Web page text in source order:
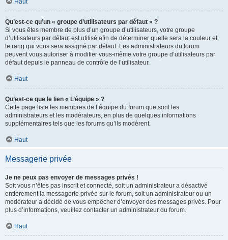
Haut
Qu’est-ce qu’un « groupe d’utilisateurs par défaut » ?
Si vous êtes membre de plus d’un groupe d’utilisateurs, votre groupe
d’utilisateurs par défaut est utilisé afin de déterminer quelle sera la couleur et
le rang qui vous sera assigné par défaut. Les administrateurs du forum
peuvent vous autoriser à modifier vous-même votre groupe d’utilisateurs par
défaut depuis le panneau de contrôle de l’utilisateur.
Haut
Qu’est-ce que le lien « L’équipe » ?
Cette page liste les membres de l’équipe du forum que sont les
administrateurs et les modérateurs, en plus de quelques informations
supplémentaires tels que les forums qu’ils modèrent.
Haut
Messagerie privée
Je ne peux pas envoyer de messages privés !
Soit vous n’êtes pas inscrit et connecté, soit un administrateur a désactivé
entièrement la messagerie privée sur le forum, soit un administrateur ou un
modérateur a décidé de vous empêcher d’envoyer des messages privés. Pour
plus d’informations, veuillez contacter un administrateur du forum.
Haut